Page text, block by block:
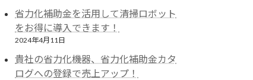
省力化補助金を活用して清掃ロボット
をお得に導入できます！
2024年4月11日
貴社の省力化機器、省力化補助金カタ
ログへの登録で売上アップ！